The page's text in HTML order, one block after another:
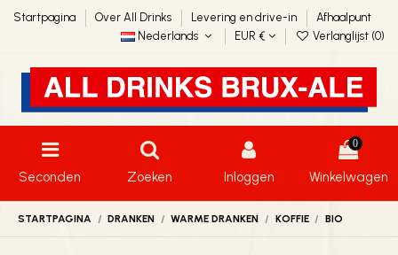
Startpagina Over All Drinks Levering en drive-in
Afhaalpunt
Nederlands
EUR € Verlanglijst (0)
Seconden Zoeken Inloggen
0
Winkelwagen
STARTPAGINA DRANKEN WARME DRANKEN KOFFIE BIO